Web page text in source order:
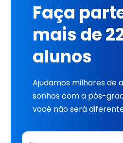
Faça
mais de
alunos
Ajudamos milhares de
sonhos com a pós-
você não será